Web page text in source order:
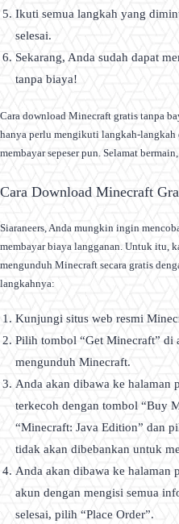
Ikuti semua langkah yang
selesai.
Sekarang, Anda sudah dapat
tanpa biaya!
Cara download Minecraft gratis tanpa
hanya perlu mengikuti langkah-langkah
membayar sepeser pun. Selamat
Cara Download Minecraft
Siaraneers, Anda mungkin ingin
membayar biaya langganan. Untuk itu,
mengunduh Minecraft secara gratis
langkahnya:
Kunjungi situs web resmi
Pilih tombol “Get Minecraft” di
mengunduh Minecraft.
Anda akan dibawa ke halaman
terkecoh dengan tombol “Buy
“Minecraft: Java Edition” dan
tidak akan dibebankan untuk
Anda akan dibawa ke halaman
akun dengan mengisi semua
selesai, pilih “Place Order”.